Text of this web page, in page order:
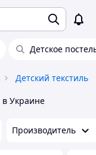
Детское
Детский текстиль
в Украине
Производитель